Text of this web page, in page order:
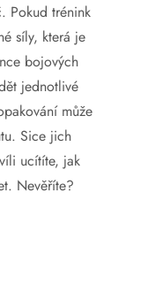
Pokud trénink
síly, která je
bojových
jednotlivé
může
Sice jich
ucítíte, jak
Nevěříte?